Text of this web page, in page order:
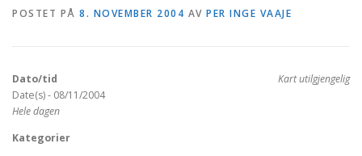
OM GRANLI INFO
POSTET PÅ 8. NOVEMBER 2004 AV PER INGE VAAJE
Kart utilgjengelig
Dato/tid
Date(s) - 08/11/2004
Hele dagen
Kategorier